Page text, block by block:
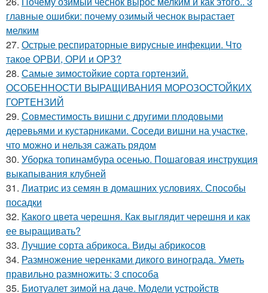
главные ошибки: почему озимый чеснок вырастает
мелким
27. Острые респираторные вирусные инфекции. Что
такое ОРВИ, ОРИ и ОРЗ?
28. Самые зимостойкие сорта гортензий.
ОСОБЕННОСТИ ВЫРАЩИВАНИЯ МОРОЗОСТОЙКИХ
ГОРТЕНЗИЙ
29. Совместимость вишни с другими плодовыми
деревьями и кустарниками. Соседи вишни на участке,
что можно и нельзя сажать рядом
30. Уборка топинамбура осенью. Пошаговая инструкция
выкапывания клубней
31. Лиатрис из семян в домашних условиях. Способы
посадки
32. Какого цвета черешня. Как выглядит черешня и как
ее выращивать?
33. Лучшие сорта абрикоса. Виды абрикосов
34. Размножение черенками дикого винограда. Уметь
правильно размножить: 3 способа
35. Биотуалет зимой на даче. Модели устройств